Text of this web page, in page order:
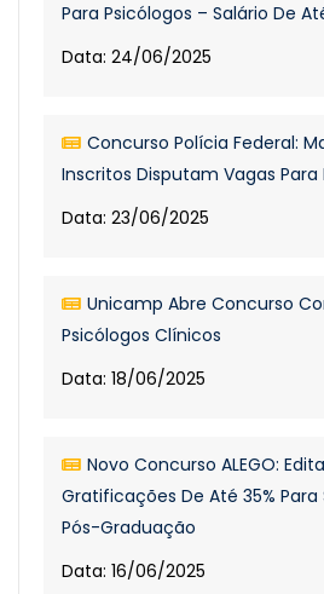
Para Psicólogos – Salário De
Data: 24/06/2025
Concurso Polícia Federal:
Inscritos Disputam Vagas Para
Data: 23/06/2025
Unicamp Abre Concurso
Psicólogos Clínicos
Data: 18/06/2025
Novo Concurso ALEGO:
Gratificações De Até 35%
Pós-Graduação
Data: 16/06/2025